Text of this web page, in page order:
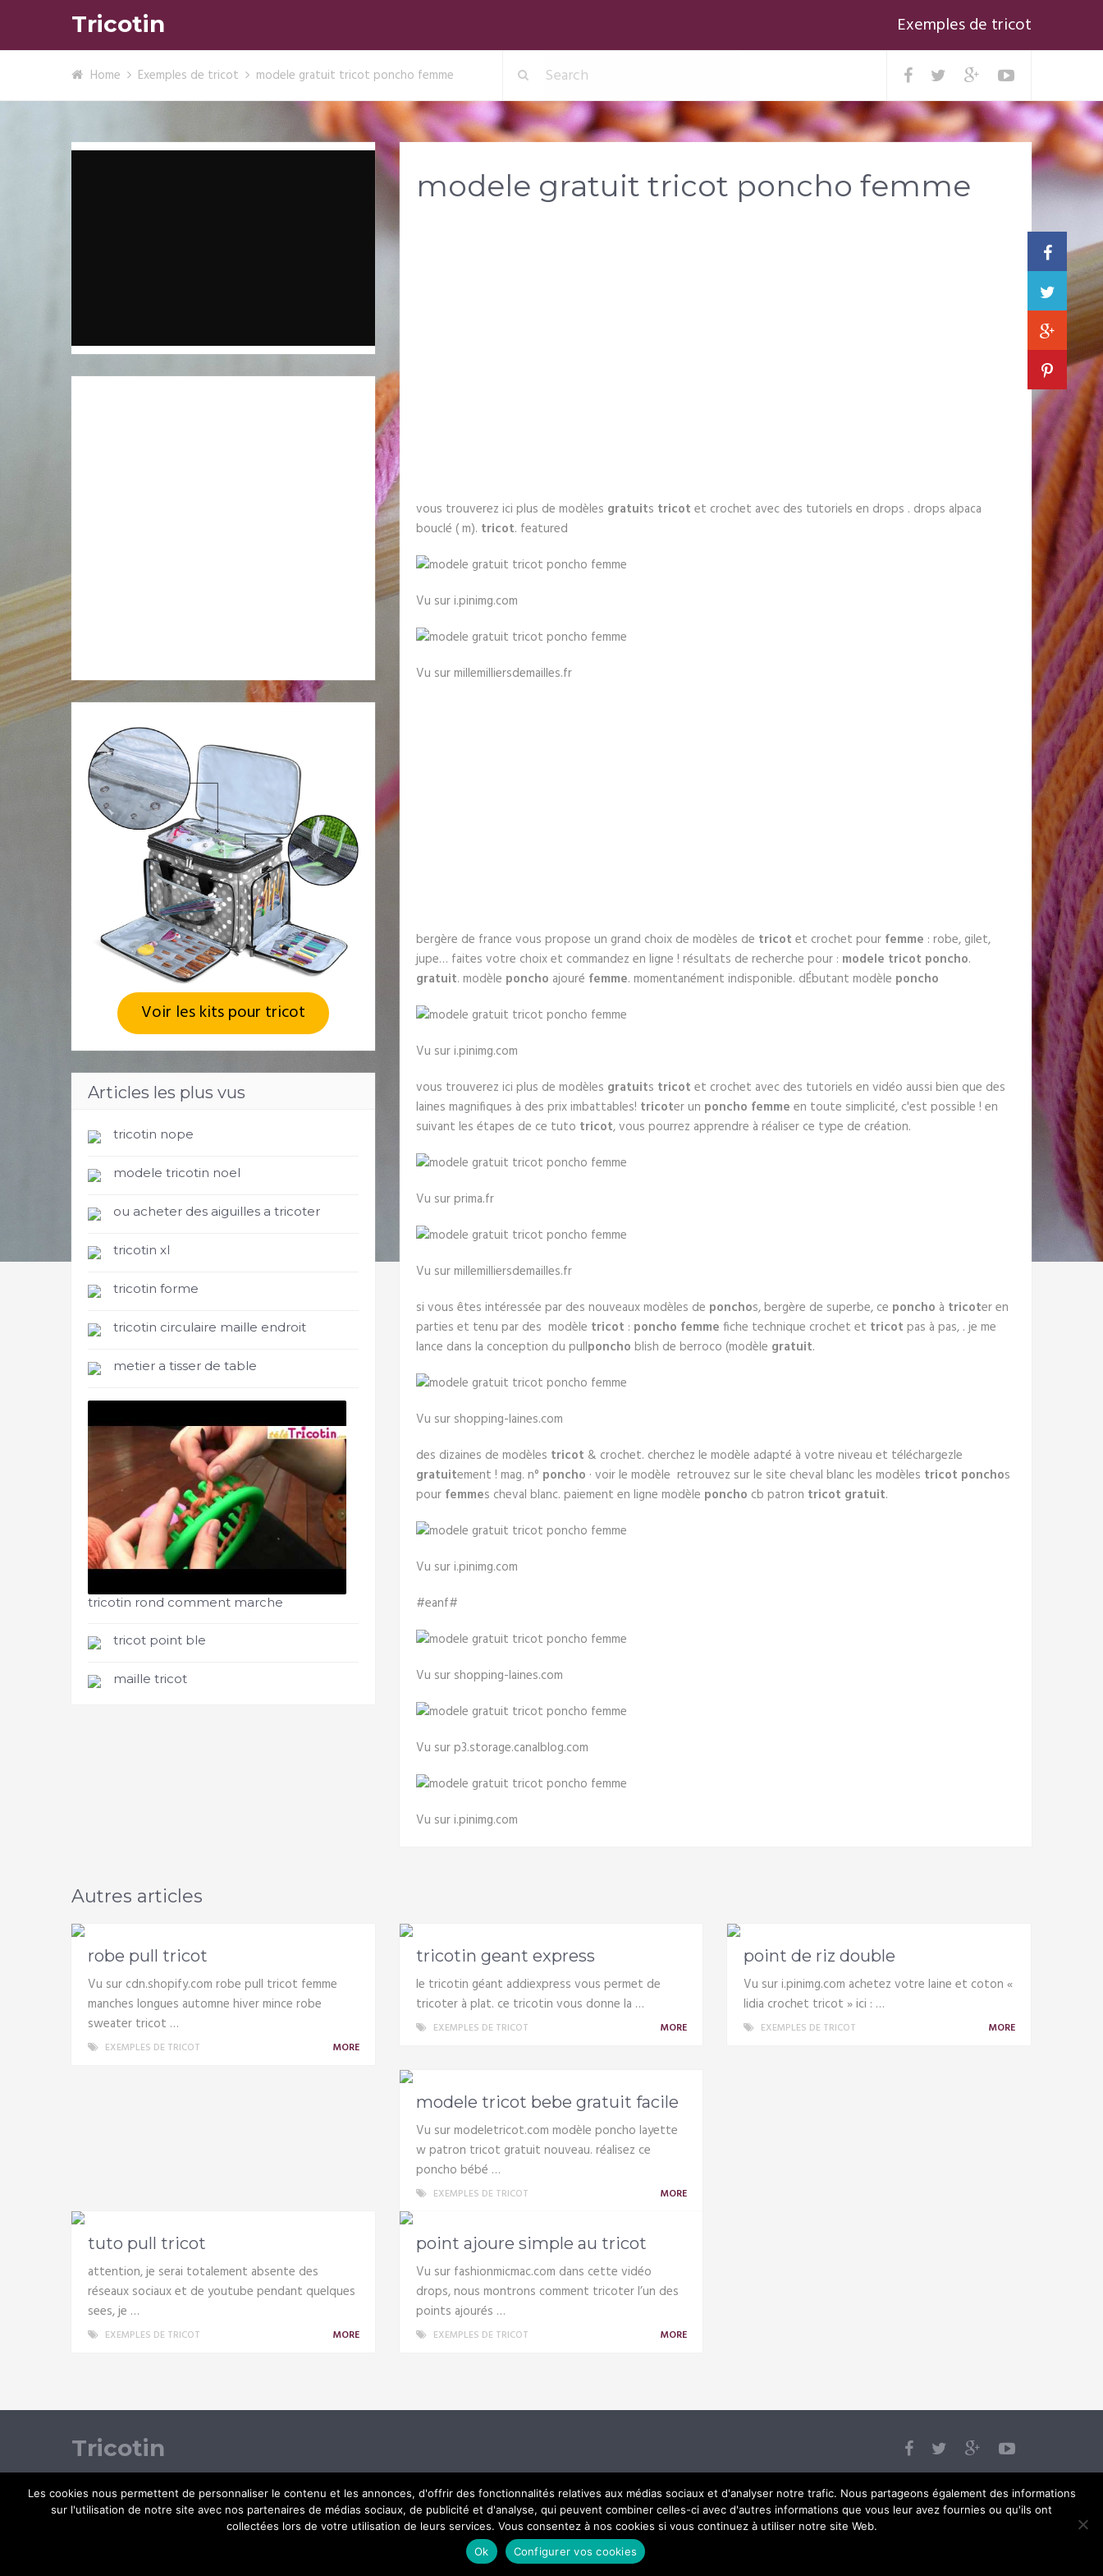
Tricotin Exemples de tricot
Home Exemples de tricot modele gratuit tricot poncho femme
modele gratuit tricot poncho femme
vous trouverez ici plus de modèles gratuits tricot et crochet avec des tutoriels en drops . drops alpaca
bouclé ( m). tricot. featured
Vu sur i.pinimg.com
Vu sur millemilliersdemailles.fr
bergère de france vous propose un grand choix de modèles de tricot et crochet pour femme : robe, gilet,
jupe… faites votre choix et commandez en ligne ! résultats de recherche pour : modele tricot poncho.
gratuit. modèle poncho ajouré femme. momentanément indisponible. dÉbutant modèle poncho
Vu sur i.pinimg.com
vous trouverez ici plus de modèles gratuits tricot et crochet avec des tutoriels en vidéo aussi bien que des
laines magnifiques à des prix imbattables! tricoter un poncho femme en toute simplicité, c'est possible ! en
suivant les étapes de ce tuto tricot, vous pourrez apprendre à réaliser ce type de création.
Vu sur prima.fr
Vu sur millemilliersdemailles.fr
si vous êtes intéressée par des nouveaux modèles de ponchos, bergère de superbe, ce poncho à tricoter en
parties et tenu par des modèle tricot : poncho femme fiche technique crochet et tricot pas à pas, . je me
lance dans la conception du pullponcho blish de berroco (modèle gratuit.
Vu sur shopping-laines.com
des dizaines de modèles tricot & crochet. cherchez le modèle adapté à votre niveau et téléchargezle
gratuitement ! mag. n° poncho · voir le modèle retrouvez sur le site cheval blanc les modèles tricot ponchos
pour femmes cheval blanc. paiement en ligne modèle poncho cb patron tricot gratuit.
Vu sur i.pinimg.com
#eanf#
Vu sur shopping-laines.com
Vu sur p3.storage.canalblog.com
Vu sur i.pinimg.com
Voir les kits pour tricot
Articles les plus vus
tricotin nope
modele tricotin noel
ou acheter des aiguilles a tricoter
tricotin xl
tricotin forme
tricotin circulaire maille endroit
metier a tisser de table
tricotin rond comment marche
tricot point ble
maille tricot
Autres articles
robe pull tricot
Vu sur cdn.shopify.com robe pull tricot femme
manches longues automne hiver mince robe
sweater tricot …
EXEMPLES DE TRICOT MORE
tricotin geant express
le tricotin géant addiexpress vous permet de
tricoter à plat. ce tricotin vous donne la …
EXEMPLES DE TRICOT MORE
point de riz double
Vu sur i.pinimg.com achetez votre laine et coton «
lidia crochet tricot » ici : …
EXEMPLES DE TRICOT MORE
modele tricot bebe gratuit facile
Vu sur modeletricot.com modèle poncho layette
w patron tricot gratuit nouveau. réalisez ce
poncho bébé …
EXEMPLES DE TRICOT MORE
tuto pull tricot
attention, je serai totalement absente des
réseaux sociaux et de youtube pendant quelques
sees, je …
EXEMPLES DE TRICOT MORE
point ajoure simple au tricot
Vu sur fashionmicmac.com dans cette vidéo
drops, nous montrons comment tricoter l’un des
points ajourés …
EXEMPLES DE TRICOT MORE
Tricotin
Les cookies nous permettent de personnaliser le contenu et les annonces, d'offrir des fonctionnalités relatives aux médias sociaux et d'analyser notre trafic. Nous partageons également des informations
sur l'utilisation de notre site avec nos partenaires de médias sociaux, de publicité et d'analyse, qui peuvent combiner celles-ci avec d'autres informations que vous leur avez fournies ou qu'ils ont
collectées lors de votre utilisation de leurs services. Vous consentez à nos cookies si vous continuez à utiliser notre site Web.
Ok
Configurer vos cookies